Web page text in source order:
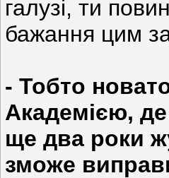
галузі, ти
бажання цим
- Тобто
Академією, де
ще два роки
зможе